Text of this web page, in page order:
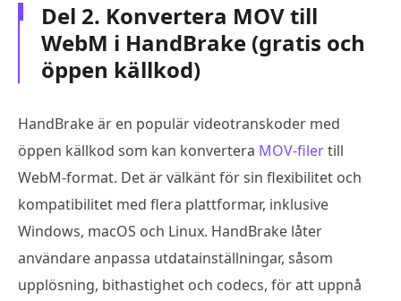
Del 2. Konvertera MOV till
WebM i HandBrake (gratis och
öppen källkod)
HandBrake är en populär videotranskoder med
öppen källkod som kan konvertera MOV-filertill
WebM-format. Det är välkänt för sin flexibilitet och
kompatibilitet med flera plattformar, inklusive
Windows, macOS och Linux. HandBrake låter
användare anpassa utdatainställningar, såsom
upplösning, bithastighet och codecs, för att uppnå